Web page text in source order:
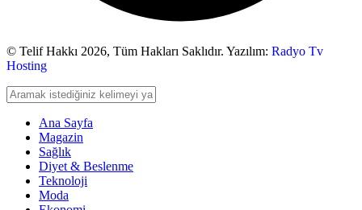
© Telif Hakkı 2026, Tüm Hakları Saklıdır. Yazılım: Radyo Tv
Hosting
Ana Sayfa
Magazin
Sağlık
Diyet & Beslenme
Teknoloji
Moda